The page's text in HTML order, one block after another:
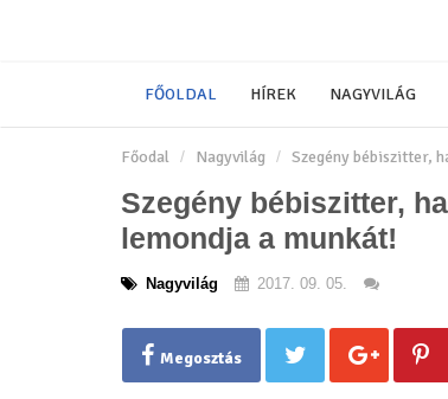
FŐOLDAL HÍREK NAGYVILÁG
Főodal Nagyvilág Szegény bébiszitter,
Szegény bébiszitter,
lemondja a munkát!
Nagyvilág 2017. 09. 05.
Megosztás